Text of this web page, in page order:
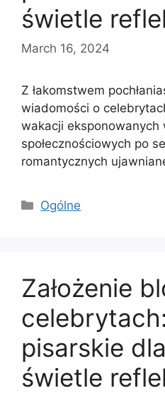
świetle
March 16, 2024
Z łakomstwem
wiadomości o
wakacji eksponowanych
społecznościowych po
romantycznych
Categories
Ogólne
Założenie
pisarskie
świetle